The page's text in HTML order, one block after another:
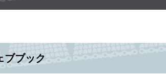
ブブック